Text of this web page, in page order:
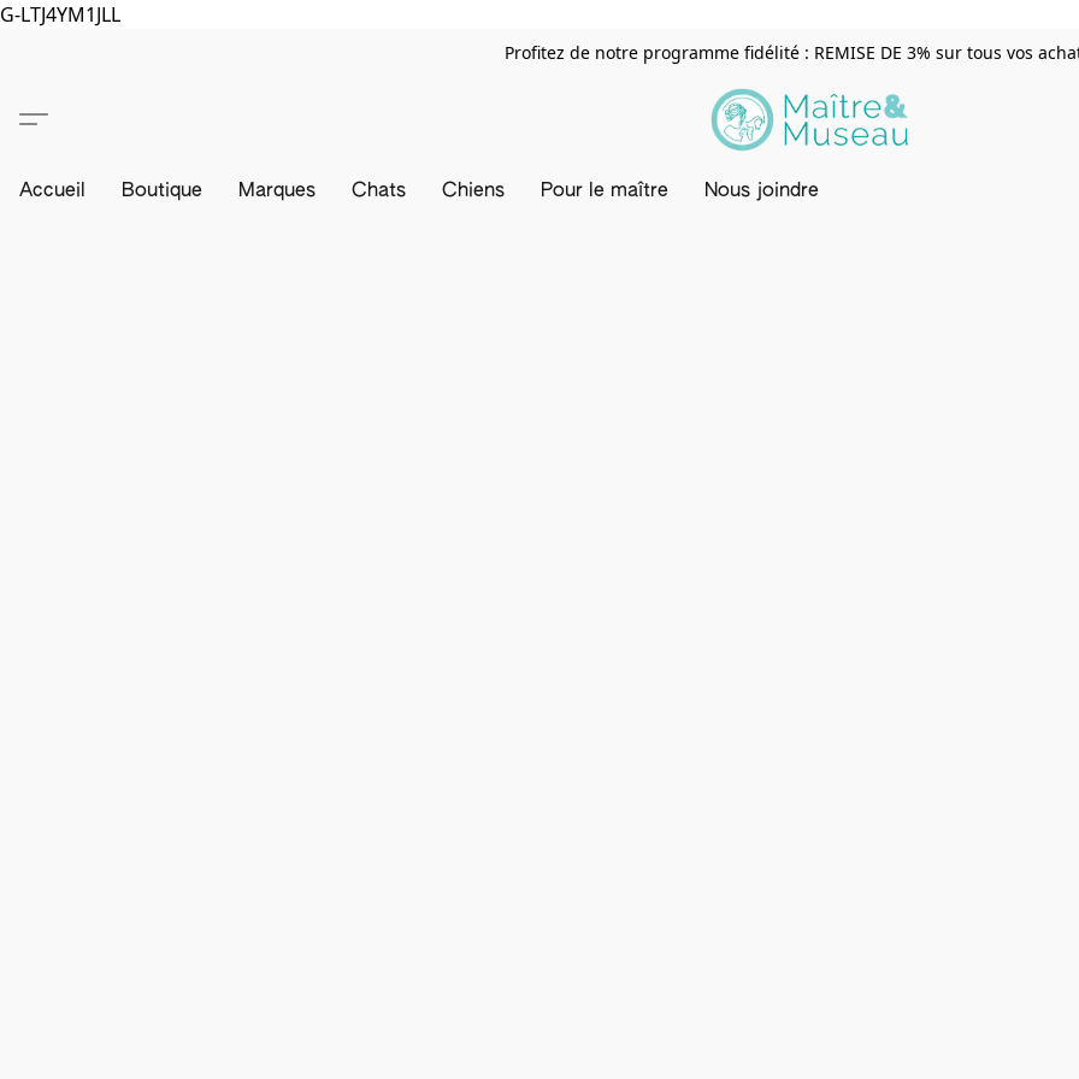
G-LTJ4YM1JLL
Profitez de notre programme fidélité : REMISE DE 3% sur tous vos
Accueil Boutique Marques Chats Chiens Pour le maître Nous joindre